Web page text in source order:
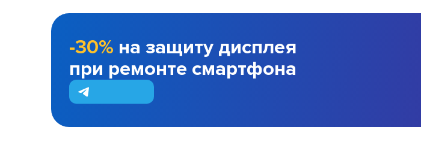
-30% на защиту дисплея
при ремонте смартфона